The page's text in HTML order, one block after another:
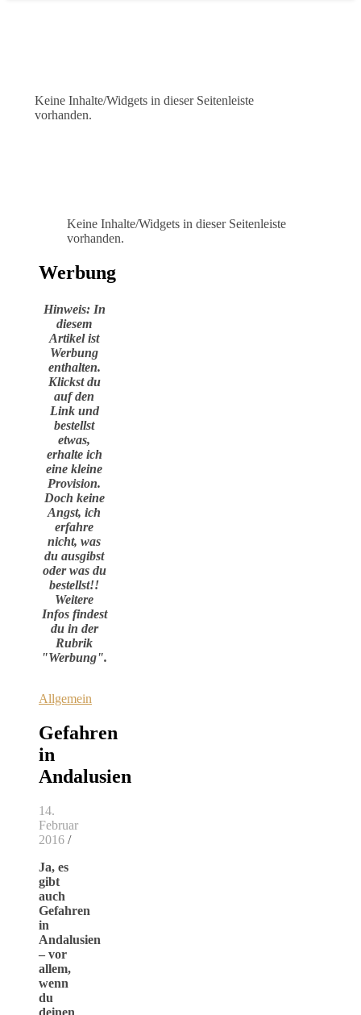
Keine Inhalte/Widgets in dieser Seitenleiste
vorhanden.
Keine Inhalte/Widgets in dieser Seitenleiste
vorhanden.
Werbung
Hinweis: In
diesem
Artikel ist
Werbung
enthalten.
Klickst du
auf den
Link und
bestellst
etwas,
erhalte ich
eine kleine
Provision.
Doch keine
Angst, ich
erfahre
nicht, was
du ausgibst
oder was du
bestellst!!
Weitere
Infos findest
du in der
Rubrik
"Werbung".
Allgemein
Gefahren
in
Andalusien
14.
Februar
2016 /
Ja, es
gibt
auch
Gefahren
in
Andalusien
– vor
allem,
wenn
du
deinen